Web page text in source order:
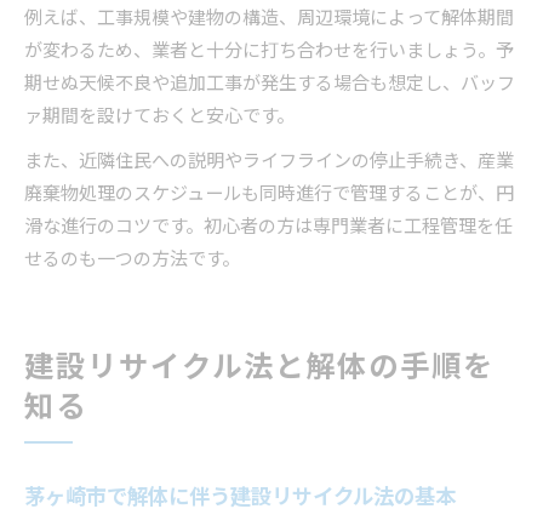
例えば、工事規模や建物の構造、周辺環境によって解体期間
が変わるため、業者と十分に打ち合わせを行いましょう。予
期せぬ天候不良や追加工事が発生する場合も想定し、バッフ
ァ期間を設けておくと安心です。
また、近隣住民への説明やライフラインの停止手続き、産業
廃棄物処理のスケジュールも同時進行で管理することが、円
滑な進行のコツです。初心者の方は専門業者に工程管理を任
せるのも一つの方法です。
建設リサイクル法と解体の手順を
知る
茅ヶ崎市で解体に伴う建設リサイクル法の基本